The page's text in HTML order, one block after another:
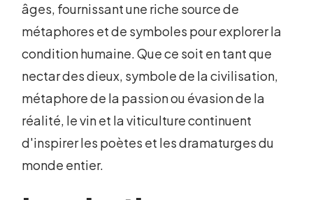
âges, fournissant une riche source de
métaphores et de symboles pour explorer la
condition humaine. Que ce soit en tant que
nectar des dieux, symbole de la civilisation,
métaphore de la passion ou évasion de la
réalité, le vin et la viticulture continuent
d'inspirer les poètes et les dramaturges du
monde entier.